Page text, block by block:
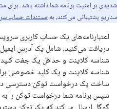
شدیدی بر امنیت برنامه شما داشته باشد. برای
سناریو پشتیبانی می‌کنند، به مستندات حساب
دریافت می‌کنید، شامل یک آدرس
شناسه کلاینت و حداقل یک جفت
ساخت یک درخواست توکن دسترسی در
گوگل ارسال می‌کند که یک توکن